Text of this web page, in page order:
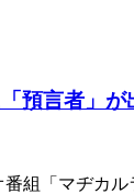
預言者」
組「マヂカ